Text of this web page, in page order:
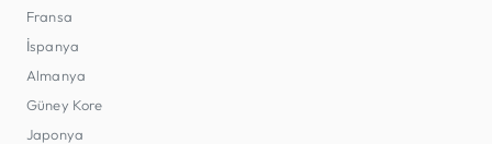
Fransa
İspanya
Almanya
Güney Kore
Japonya